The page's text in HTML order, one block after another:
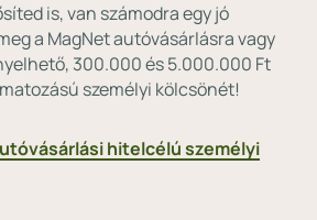
is, van számodra egy jó
a MagNet autóvásárlásra vagy
300.000 és 5.000.000 Ft
személyi kölcsönét!
hitelcélú személyi